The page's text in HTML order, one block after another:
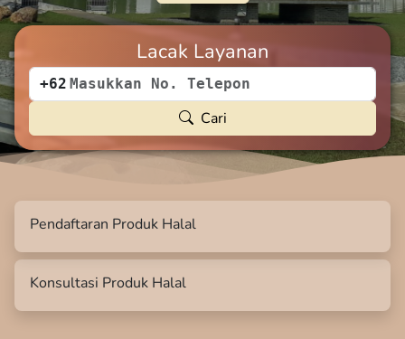
Lacak Layanan
+62
Cari
Pendaftaran Produk Halal
Konsultasi Produk Halal